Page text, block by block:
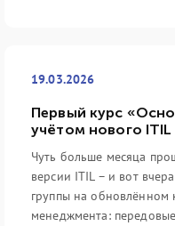
19.03.2026
Первый курс
учётом нового
Чуть больше месяца
версии ITIL – и вот
группы на обновлённом
менеджмента: